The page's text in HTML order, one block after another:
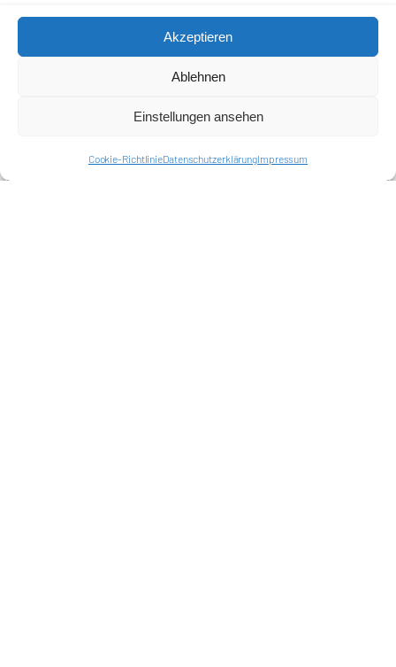
Akzeptieren
Ablehnen
Einstellungen ansehen
Cookie-RichtlinieDatenschutzerklärungImpressum
Förderkreis Ostkurve e.V.
Datenschutzerklärung